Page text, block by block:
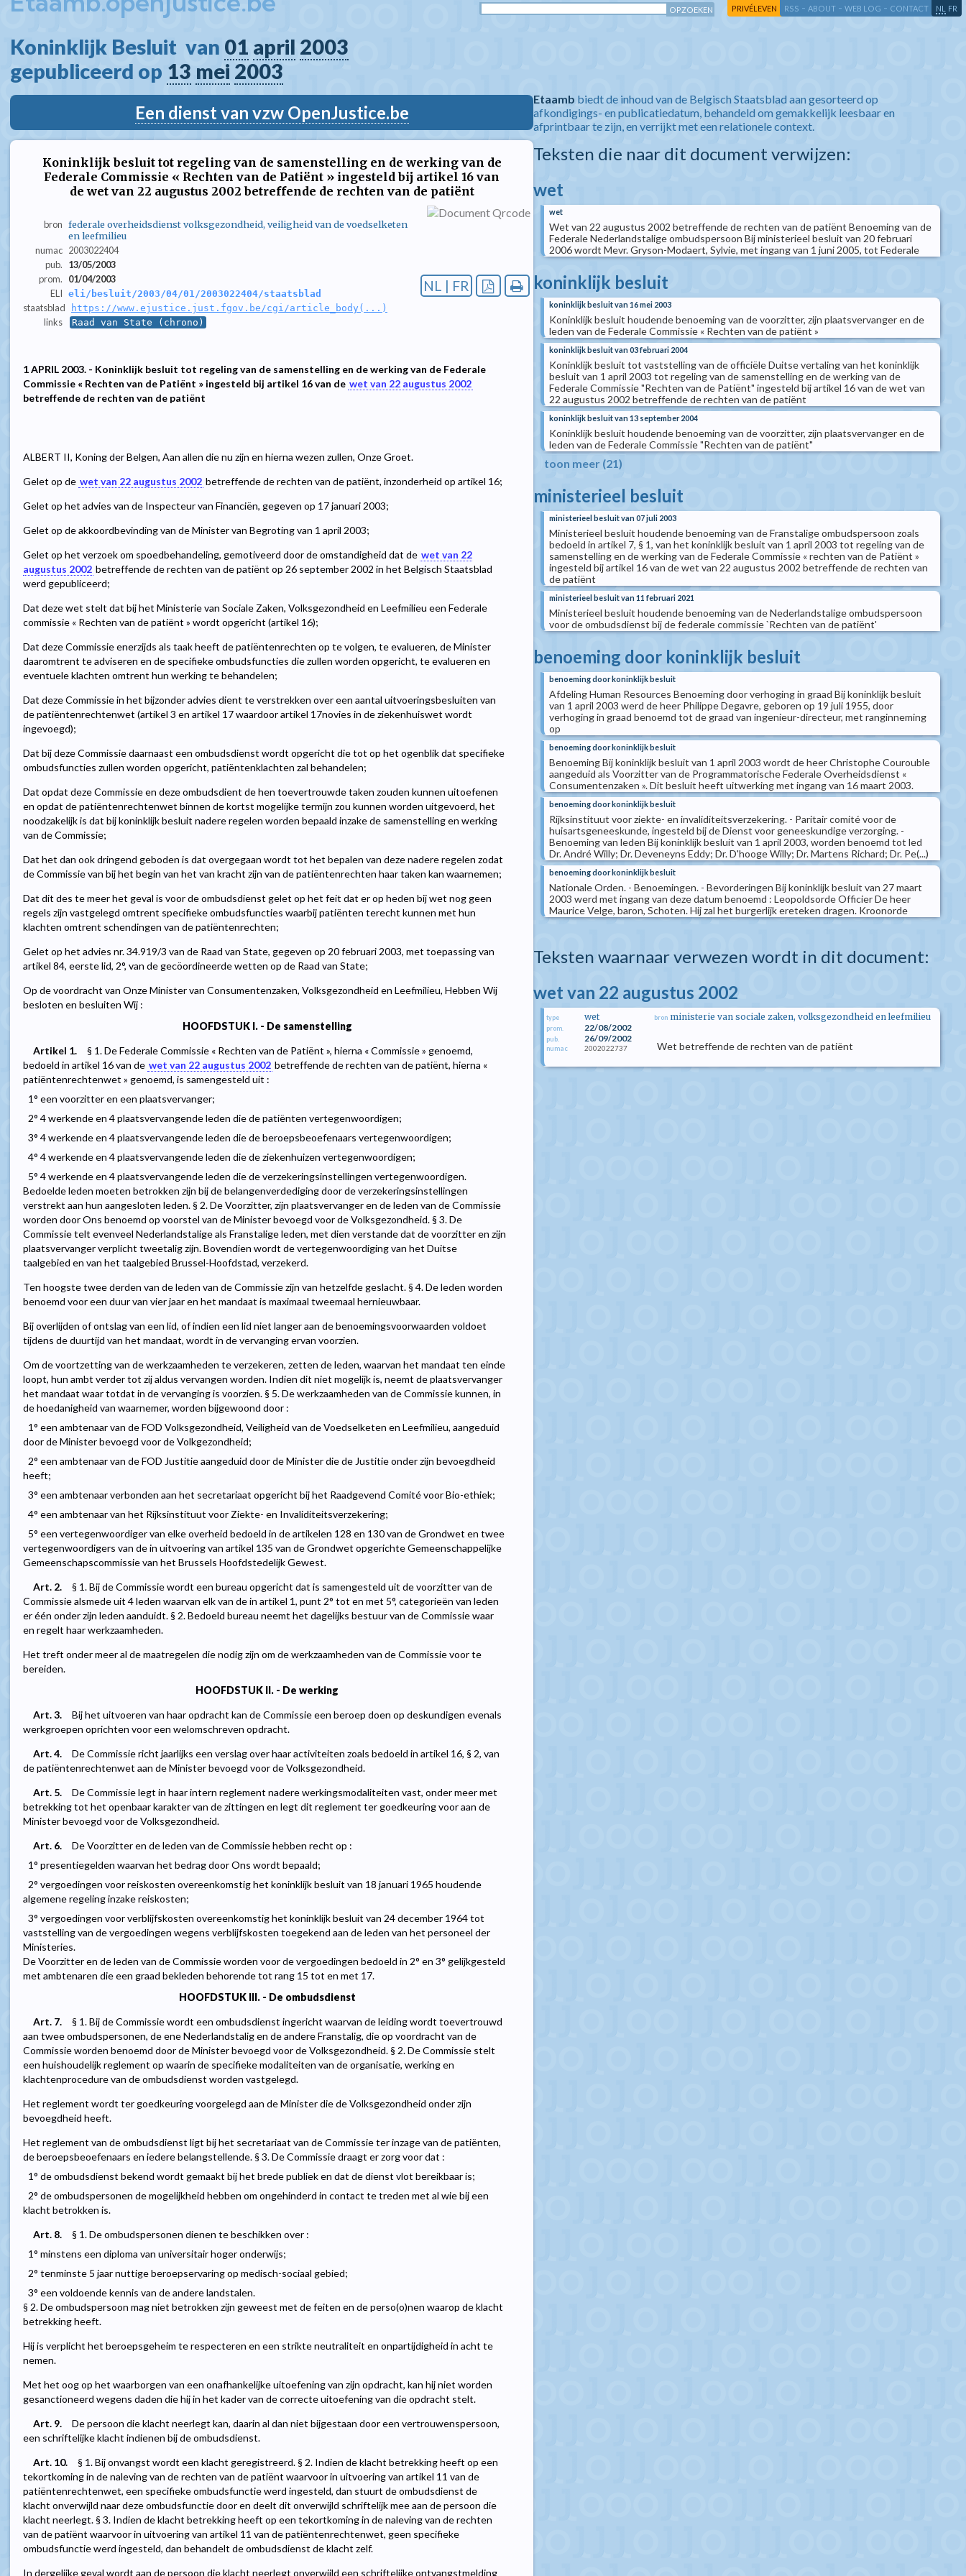
PRIVÉLEVEN RSS - ABOUT - WEB LOG - CONTACT NL FR
Koninklijk Besluit  van 01 april 2003
gepubliceerd op 13 mei 2003
Een dienst van vzw OpenJustice.be
Koninklijk besluit tot regeling van de samenstelling en de werking van de
Federale Commissie « Rechten van de Patiënt » ingesteld bij artikel 16 van
de wet van 22 augustus 2002 betreffende de rechten van de patiënt
bron federale overheidsdienst volksgezondheid, veiligheid van de voedselketen
en leefmilieu
numac 2003022404
pub.
13/05/2003
prom.
01/04/2003
ELI eli/besluit/2003/04/01/2003022404/staatsblad
staatsblad https://www.ejustice.just.fgov.be/cgi/article_body(...)
links Raad van State (chrono)
NL | FR
1 APRIL 2003. - Koninklijk besluit tot regeling van de samenstelling en de werking van de Federale
Commissie « Rechten van de Patiënt » ingesteld bij artikel 16 van de wet van 22 augustus 2002
betreffende de rechten van de patiënt
ALBERT II, Koning der Belgen, Aan allen die nu zijn en hierna wezen zullen, Onze Groet.
Gelet op de wet van 22 augustus 2002 betreffende de rechten van de patiënt, inzonderheid op artikel 16;
Gelet op het advies van de Inspecteur van Financiën, gegeven op 17 januari 2003;
Gelet op de akkoordbevinding van de Minister van Begroting van 1 april 2003;
Gelet op het verzoek om spoedbehandeling, gemotiveerd door de omstandigheid dat de wet van 22
augustus 2002 betreffende de rechten van de patiënt op 26 september 2002 in het Belgisch Staatsblad
werd gepubliceerd;
Dat deze wet stelt dat bij het Ministerie van Sociale Zaken, Volksgezondheid en Leefmilieu een Federale
commissie « Rechten van de patiënt » wordt opgericht (artikel 16);
Dat deze Commissie enerzijds als taak heeft de patiëntenrechten op te volgen, te evalueren, de Minister
daaromtrent te adviseren en de specifieke ombudsfuncties die zullen worden opgericht, te evalueren en
eventuele klachten omtrent hun werking te behandelen;
Dat deze Commissie in het bijzonder advies dient te verstrekken over een aantal uitvoeringsbesluiten van
de patiëntenrechtenwet (artikel 3 en artikel 17 waardoor artikel 17novies in de ziekenhuiswet wordt
ingevoegd);
Dat bij deze Commissie daarnaast een ombudsdienst wordt opgericht die tot op het ogenblik dat specifieke
ombudsfuncties zullen worden opgericht, patiëntenklachten zal behandelen;
Dat opdat deze Commissie en deze ombudsdient de hen toevertrouwde taken zouden kunnen uitoefenen
en opdat de patiëntenrechtenwet binnen de kortst mogelijke termijn zou kunnen worden uitgevoerd, het
noodzakelijk is dat bij koninklijk besluit nadere regelen worden bepaald inzake de samenstelling en werking
van de Commissie;
Dat het dan ook dringend geboden is dat overgegaan wordt tot het bepalen van deze nadere regelen zodat
de Commissie van bij het begin van het van kracht zijn van de patiëntenrechten haar taken kan waarnemen;
Dat dit des te meer het geval is voor de ombudsdienst gelet op het feit dat er op heden bij wet nog geen
regels zijn vastgelegd omtrent specifieke ombudsfuncties waarbij patiënten terecht kunnen met hun
klachten omtrent schendingen van de patiëntenrechten;
Gelet op het advies nr. 34.919/3 van de Raad van State, gegeven op 20 februari 2003, met toepassing van
artikel 84, eerste lid, 2°, van de gecöordineerde wetten op de Raad van State;
Op de voordracht van Onze Minister van Consumentenzaken, Volksgezondheid en Leefmilieu, Hebben Wij
besloten en besluiten Wij :
HOOFDSTUK I. - De samenstelling
Artikel 1.
§ 1. De Federale Commissie « Rechten van de Patiënt », hierna « Commissie » genoemd,
bedoeld in artikel 16 van de wet van 22 augustus 2002 betreffende de rechten van de patiënt, hierna «
patiëntenrechtenwet » genoemd, is samengesteld uit :
1° een voorzitter en een plaatsvervanger;
2° 4 werkende en 4 plaatsvervangende leden die de patiënten vertegenwoordigen;
3° 4 werkende en 4 plaatsvervangende leden die de beroepsbeoefenaars vertegenwoordigen;
4° 4 werkende en 4 plaatsvervangende leden die de ziekenhuizen vertegenwoordigen;
5° 4 werkende en 4 plaatsvervangende leden die de verzekeringsinstellingen vertegenwoordigen.
Bedoelde leden moeten betrokken zijn bij de belangenverdediging door de verzekeringsinstellingen
verstrekt aan hun aangesloten leden. § 2. De Voorzitter, zijn plaatsvervanger en de leden van de Commissie
worden door Ons benoemd op voorstel van de Minister bevoegd voor de Volksgezondheid. § 3. De
Commissie telt evenveel Nederlandstalige als Franstalige leden, met dien verstande dat de voorzitter en zijn
plaatsvervanger verplicht tweetalig zijn. Bovendien wordt de vertegenwoordiging van het Duitse
taalgebied en van het taalgebied Brussel-Hoofdstad, verzekerd.
Ten hoogste twee derden van de leden van de Commissie zijn van hetzelfde geslacht. § 4. De leden worden
benoemd voor een duur van vier jaar en het mandaat is maximaal tweemaal hernieuwbaar.
Bij overlijden of ontslag van een lid, of indien een lid niet langer aan de benoemingsvoorwaarden voldoet
tijdens de duurtijd van het mandaat, wordt in de vervanging ervan voorzien.
Om de voortzetting van de werkzaamheden te verzekeren, zetten de leden, waarvan het mandaat ten einde
loopt, hun ambt verder tot zij aldus vervangen worden. Indien dit niet mogelijk is, neemt de plaatsvervanger
het mandaat waar totdat in de vervanging is voorzien. § 5. De werkzaamheden van de Commissie kunnen, in
de hoedanigheid van waarnemer, worden bijgewoond door :
1° een ambtenaar van de FOD Volksgezondheid, Veiligheid van de Voedselketen en Leefmilieu, aangeduid
door de Minister bevoegd voor de Volkgezondheid;
2° een ambtenaar van de FOD Justitie aangeduid door de Minister die de Justitie onder zijn bevoegdheid
heeft;
3° een ambtenaar verbonden aan het secretariaat opgericht bij het Raadgevend Comité voor Bio-ethiek;
4° een ambtenaar van het Rijksinstituut voor Ziekte- en Invaliditeitsverzekering;
5° een vertegenwoordiger van elke overheid bedoeld in de artikelen 128 en 130 van de Grondwet en twee
vertegenwoordigers van de in uitvoering van artikel 135 van de Grondwet opgerichte Gemeenschappelijke
Gemeenschapscommissie van het Brussels Hoofdstedelijk Gewest.
Art. 2.
§ 1. Bij de Commissie wordt een bureau opgericht dat is samengesteld uit de voorzitter van de
Commissie alsmede uit 4 leden waarvan elk van de in artikel 1, punt 2° tot en met 5°, categorieën van leden
er één onder zijn leden aanduidt. § 2. Bedoeld bureau neemt het dagelijks bestuur van de Commissie waar
en regelt haar werkzaamheden.
Het treft onder meer al de maatregelen die nodig zijn om de werkzaamheden van de Commissie voor te
bereiden.
HOOFDSTUK II. - De werking
Art. 3.
Bij het uitvoeren van haar opdracht kan de Commissie een beroep doen op deskundigen evenals
werkgroepen oprichten voor een welomschreven opdracht.
Art. 4.
De Commissie richt jaarlijks een verslag over haar activiteiten zoals bedoeld in artikel 16, § 2, van
de patiëntenrechtenwet aan de Minister bevoegd voor de Volksgezondheid.
Art. 5.
De Commissie legt in haar intern reglement nadere werkingsmodaliteiten vast, onder meer met
betrekking tot het openbaar karakter van de zittingen en legt dit reglement ter goedkeuring voor aan de
Minister bevoegd voor de Volksgezondheid.
Art. 6.
De Voorzitter en de leden van de Commissie hebben recht op :
1° presentiegelden waarvan het bedrag door Ons wordt bepaald;
2° vergoedingen voor reiskosten overeenkomstig het koninklijk besluit van 18 januari 1965 houdende
algemene regeling inzake reiskosten;
3° vergoedingen voor verblijfskosten overeenkomstig het koninklijk besluit van 24 december 1964 tot
vaststelling van de vergoedingen wegens verblijfskosten toegekend aan de leden van het personeel der
Ministeries.
De Voorzitter en de leden van de Commissie worden voor de vergoedingen bedoeld in 2° en 3° gelijkgesteld
met ambtenaren die een graad bekleden behorende tot rang 15 tot en met 17.
HOOFDSTUK III. - De ombudsdienst
Art. 7.
§ 1. Bij de Commissie wordt een ombudsdienst ingericht waarvan de leiding wordt toevertrouwd
aan twee ombudspersonen, de ene Nederlandstalig en de andere Franstalig, die op voordracht van de
Commissie worden benoemd door de Minister bevoegd voor de Volksgezondheid. § 2. De Commissie stelt
een huishoudelijk reglement op waarin de specifieke modaliteiten van de organisatie, werking en
klachtenprocedure van de ombudsdienst worden vastgelegd.
Het reglement wordt ter goedkeuring voorgelegd aan de Minister die de Volksgezondheid onder zijn
bevoegdheid heeft.
Het reglement van de ombudsdienst ligt bij het secretariaat van de Commissie ter inzage van de patiënten,
de beroepsbeoefenaars en iedere belangstellende. § 3. De Commissie draagt er zorg voor dat :
1° de ombudsdienst bekend wordt gemaakt bij het brede publiek en dat de dienst vlot bereikbaar is;
2° de ombudspersonen de mogelijkheid hebben om ongehinderd in contact te treden met al wie bij een
klacht betrokken is.
Art. 8.
§ 1. De ombudspersonen dienen te beschikken over :
1° minstens een diploma van universitair hoger onderwijs;
2° tenminste 5 jaar nuttige beroepservaring op medisch-sociaal gebied;
3° een voldoende kennis van de andere landstalen.
§ 2. De ombudspersoon mag niet betrokken zijn geweest met de feiten en de perso(o)nen waarop de klacht
betrekking heeft.
Hij is verplicht het beroepsgeheim te respecteren en een strikte neutraliteit en onpartijdigheid in acht te
nemen.
Met het oog op het waarborgen van een onafhankelijke uitoefening van zijn opdracht, kan hij niet worden
gesanctioneerd wegens daden die hij in het kader van de correcte uitoefening van die opdracht stelt.
Art. 9.
De persoon die klacht neerlegt kan, daarin al dan niet bijgestaan door een vertrouwenspersoon,
een schriftelijke klacht indienen bij de ombudsdienst.
Art. 10.
§ 1. Bij onvangst wordt een klacht geregistreerd. § 2. Indien de klacht betrekking heeft op een
tekortkoming in de naleving van de rechten van de patiënt waarvoor in uitvoering van artikel 11 van de
patiëntenrechtenwet, een specifieke ombudsfunctie werd ingesteld, dan stuurt de ombudsdienst de
klacht onverwijld naar deze ombudsfunctie door en deelt dit onverwijld schriftelijk mee aan de persoon die
klacht neerlegt. § 3. Indien de klacht betrekking heeft op een tekortkoming in de naleving van de rechten
van de patiënt waarvoor in uitvoering van artikel 11 van de patiëntenrechtenwet, geen specifieke
ombudsfunctie werd ingesteld, dan behandelt de ombudsdienst de klacht zelf.
In dergelijke geval wordt aan de persoon die klacht neerlegt onverwijld een schriftelijke ontvangstmelding
Etaamb biedt de inhoud van de Belgisch Staatsblad aan gesorteerd op
afkondigings- en publicatiedatum, behandeld om gemakkelijk leesbaar en
afprintbaar te zijn, en verrijkt met een relationele context.
Teksten die naar dit document verwijzen:
wet
wet
Wet van 22 augustus 2002 betreffende de rechten van de patiënt Benoeming van de
Federale Nederlandstalige ombudspersoon Bij ministerieel besluit van 20 februari
2006 wordt Mevr. Gryson-Modaert, Sylvie, met ingang van 1 juni 2005, tot Federale
koninklijk besluit
koninklijk besluit van 16 mei 2003
Koninklijk besluit houdende benoeming van de voorzitter, zijn plaatsvervanger en de
leden van de Federale Commissie « Rechten van de patiënt »
koninklijk besluit van 03 februari 2004
Koninklijk besluit tot vaststelling van de officiële Duitse vertaling van het koninklijk
besluit van 1 april 2003 tot regeling van de samenstelling en de werking van de
Federale Commissie "Rechten van de Patiënt" ingesteld bij artikel 16 van de wet van
22 augustus 2002 betreffende de rechten van de patiënt
koninklijk besluit van 13 september 2004
Koninklijk besluit houdende benoeming van de voorzitter, zijn plaatsvervanger en de
leden van de Federale Commissie "Rechten van de patiënt"
toon meer (21)
ministerieel besluit
ministerieel besluit van 07 juli 2003
Ministerieel besluit houdende benoeming van de Franstalige ombudspersoon zoals
bedoeld in artikel 7, § 1, van het koninklijk besluit van 1 april 2003 tot regeling van de
samenstelling en de werking van de Federale Commissie « rechten van de Patiënt »
ingesteld bij artikel 16 van de wet van 22 augustus 2002 betreffende de rechten van
de patiënt
ministerieel besluit van 11 februari 2021
Ministerieel besluit houdende benoeming van de Nederlandstalige ombudspersoon
voor de ombudsdienst bij de federale commissie `Rechten van de patiënt'
benoeming door koninklijk besluit
benoeming door koninklijk besluit
Afdeling Human Resources Benoeming door verhoging in graad Bij koninklijk besluit
van 1 april 2003 werd de heer Philippe Degavre, geboren op 19 juli 1955, door
verhoging in graad benoemd tot de graad van ingenieur-directeur, met ranginneming
op
benoeming door koninklijk besluit
Benoeming Bij koninklijk besluit van 1 april 2003 wordt de heer Christophe Courouble
aangeduid als Voorzitter van de Programmatorische Federale Overheidsdienst «
Consumentenzaken ». Dit besluit heeft uitwerking met ingang van 16 maart 2003.
benoeming door koninklijk besluit
Rijksinstituut voor ziekte- en invaliditeitsverzekering. - Paritair comité voor de
huisartsgeneeskunde, ingesteld bij de Dienst voor geneeskundige verzorging. -
Benoeming van leden Bij koninklijk besluit van 1 april 2003, worden benoemd tot led
Dr. André Willy; Dr. Deveneyns Eddy; Dr. D'hooge Willy; Dr. Martens Richard; Dr. Pe(...)
benoeming door koninklijk besluit
Nationale Orden. - Benoemingen. - Bevorderingen Bij koninklijk besluit van 27 maart
2003 werd met ingang van deze datum benoemd : Leopoldsorde Officier De heer
Maurice Velge, baron, Schoten. Hij zal het burgerlijk ereteken dragen. Kroonorde
Teksten waarnaar verwezen wordt in dit document:
wet van 22 augustus 2002
type wet
prom. 22/08/2002
pub. 26/09/2002
numac 2002022737
bron ministerie van sociale zaken, volksgezondheid en leefmilieu
Wet betreffende de rechten van de patiënt